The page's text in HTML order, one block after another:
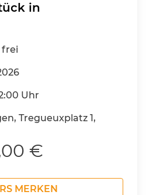
in
frei
Uhr
Tregueuxplatz 1,
€
MERKEN